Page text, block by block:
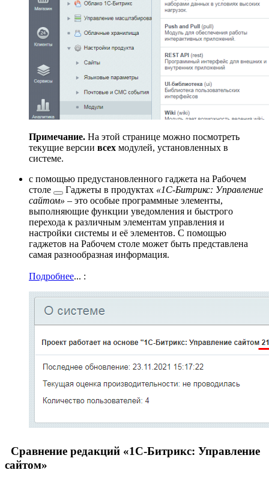
Примечание. На этой странице можно посмотреть
текущие версии всех модулей, установленных в
системе.
с помощью предустановленного гаджета на Рабочем
столе
Гаджеты в продуктах «1С-Битрикс: Управление
сайтом» – это особые программные элементы,
выполняющие функции уведомления и быстрого
перехода к различным элементам управления и
настройки системы и её элементов. С помощью
гаджетов на Рабочем столе может быть представлена
самая разнообразная информация.
Подробнее... :
Сравнение редакций «1С-Битрикс: Управление
сайтом»